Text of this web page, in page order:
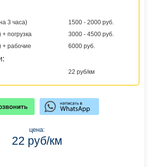
3 часа)
1500 - 2000 руб.
погрузка
3000 - 4500 руб.
рабочие
6000 руб.
22 руб/км
цена:
22 руб/км